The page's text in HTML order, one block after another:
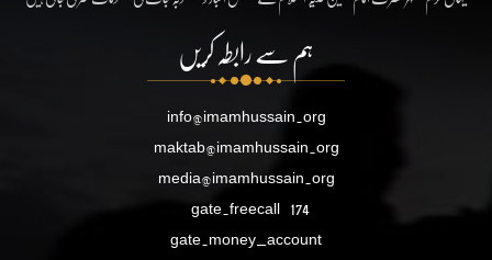
ہم سے رابطہ کریں
info@imamhussain.org
maktab@imamhussain.org
media@imamhussain.org
gate.freecall 174
gate.money_account